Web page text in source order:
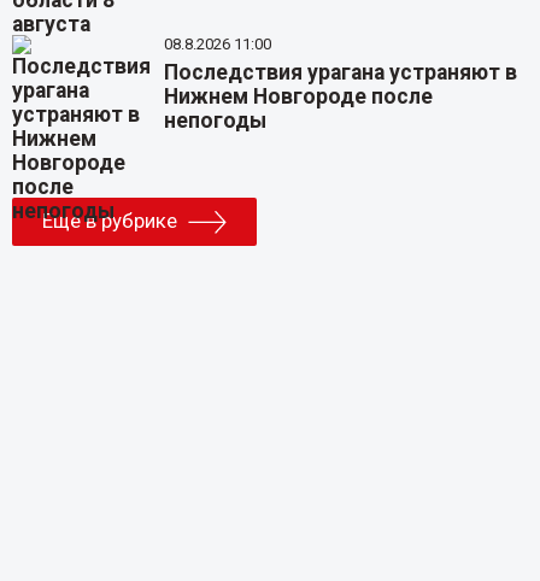
08.8.2026 11:00
Последствия урагана устраняют в
Нижнем Новгороде после
непогоды
Еще в рубрике